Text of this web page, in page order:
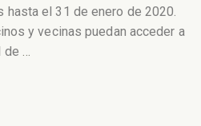
el 31 de enero de 2020.
y vecinas puedan acceder a
de